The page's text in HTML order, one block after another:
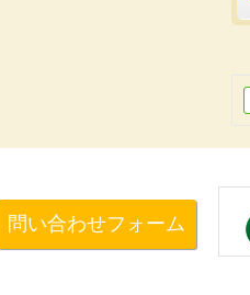
問い合わせフォーム